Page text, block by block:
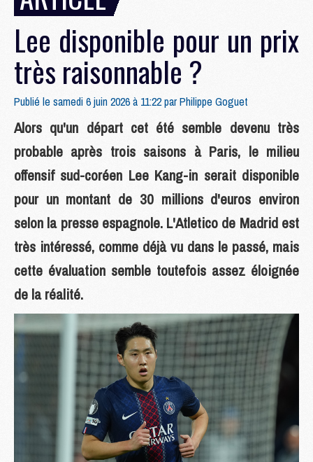
Lee disponible pour un prix
très raisonnable ?
Publié le samedi 6 juin 2026 à 11:22 parPhilippe Goguet
Alors qu'un départ cet été semble devenu très
probable après trois saisons à Paris, le milieu
offensif sud-coréen Lee Kang-in serait disponible
pour un montant de 30 millions d'euros environ
selon la presse espagnole. L'Atletico de Madrid est
très intéressé, comme déjà vu dans le passé, mais
cette évaluation semble toutefois assez éloignée
de la réalité.